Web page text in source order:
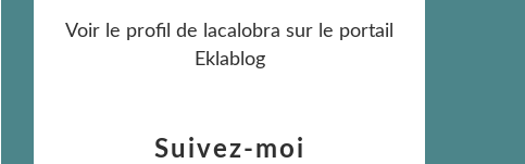
Suivez-moi
Voir le profil de lacalobra sur le portail
Eklablog